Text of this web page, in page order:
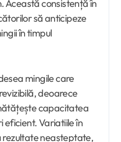
Această consistență în
să anticipeze
în timpul
mingile care
deoarece
capacitatea
eficient. Variatiile în
rezultate neașteptate,